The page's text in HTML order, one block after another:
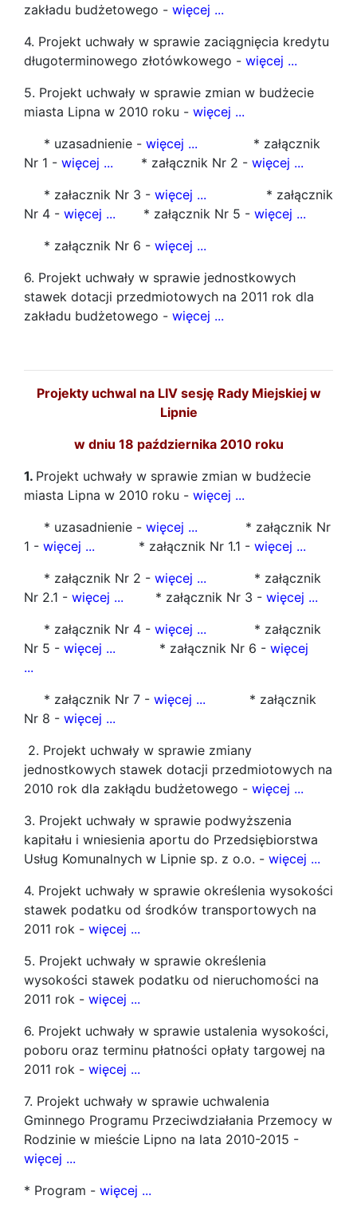
zakładu budżetowego - więcej ...
4. Projekt uchwały w sprawie zaciągnięcia kredytu
długoterminowego złotówkowego - więcej ...
5. Projekt uchwały w sprawie zmian w budżecie
miasta Lipna w 2010 roku - więcej ...
* uzasadnienie - więcej ... * załącznik
Nr 1 - więcej ... * załącznik Nr 2 - więcej ...
* załacznik Nr 3 - więcej ... * załącznik
Nr 4 - więcej ... * załącznik Nr 5 - więcej ...
* załącznik Nr 6 - więcej ...
6. Projekt uchwały w sprawie jednostkowych
stawek dotacji przedmiotowych na 2011 rok dla
zakładu budżetowego - więcej ...
Projekty uchwal na LIV sesję Rady Miejskiej w
Lipnie
w dniu 18 października 2010 roku
1. Projekt uchwały w sprawie zmian w budżecie
miasta Lipna w 2010 roku - więcej ...
* uzasadnienie - więcej ... * załącznik Nr
1 - więcej ... * załącznik Nr 1.1 - więcej ...
* załącznik Nr 2 - więcej ... * załącznik
Nr 2.1 - więcej ... * załącznik Nr 3 - więcej ...
* załącznik Nr 4 - więcej ... * załącznik
Nr 5 - więcej ... * załącznik Nr 6 - więcej
...
* załącznik Nr 7 - więcej ... * załącznik
Nr 8 - więcej ...
2. Projekt uchwały w sprawie zmiany
jednostkowych stawek dotacji przedmiotowych na
2010 rok dla zakłądu budżetowego - więcej ...
3. Projekt uchwały w sprawie podwyższenia
kapitału i wniesienia aportu do Przedsiębiorstwa
Usług Komunalnych w Lipnie sp. z o.o. - więcej ...
4. Projekt uchwały w sprawie określenia wysokości
stawek podatku od środków transportowych na
2011 rok - więcej ...
5. Projekt uchwały w sprawie określenia
wysokości stawek podatku od nieruchomości na
2011 rok - więcej ...
6. Projekt uchwały w sprawie ustalenia wysokości,
poboru oraz terminu płatności opłaty targowej na
2011 rok - więcej ...
7. Projekt uchwały w sprawie uchwalenia
Gminnego Programu Przeciwdziałania Przemocy w
Rodzinie w mieście Lipno na lata 2010-2015 -
więcej ...
* Program - więcej ...